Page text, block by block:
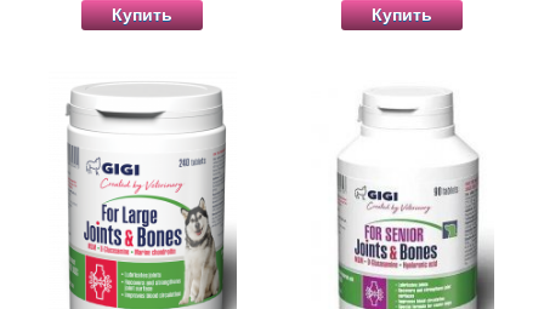
Купить Купить